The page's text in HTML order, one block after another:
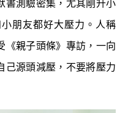
書測驗密集，尤其剛升小
朋友都好大壓力。人稱
《親子頭條》專訪，一向
己源頭減壓，不要將壓力